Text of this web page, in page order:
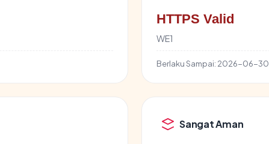
HTTPS Valid
WE1
Berlaku Sampai: 2026-06-30
Sangat Aman